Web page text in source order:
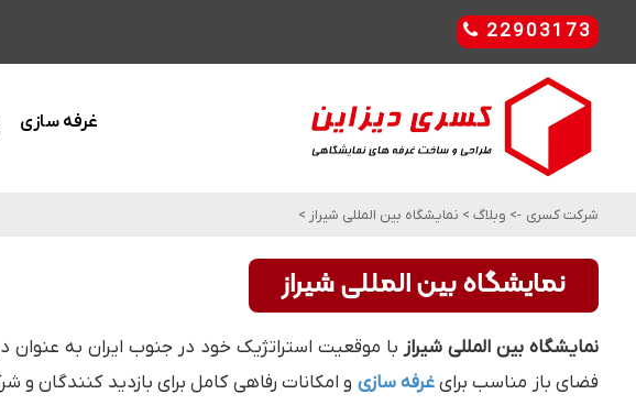
22903173
غرفه سازی
شرکت کسری -> وبلاگ > نمایشگاه بین المللی شیراز >
نمایشگاه بین المللی شیراز
نمایشگاه بین المللی شیرازبا موقعیت استراتژیک خود در جنوب ایران به عنوان
فضای باز مناسب برایغرفه سازی و امکانات رفاهی کامل برای بازدید